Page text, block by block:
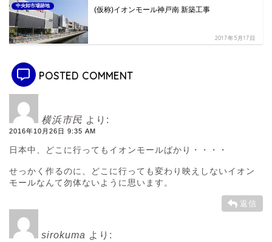
中央卸市場跡地 (仮称)イオンモール神戸南 新築工事
2017年5月17日
POSTED COMMENT
横浜市民 より:
2016年10月26日 9:35 AM
日本中、どこに行ってもイオンモールばかり・・・・
せっかく作るのに、どこに行っても変わり映えしないイオン
モールなんて勿体ないように思います。
返信
sirokuma より: